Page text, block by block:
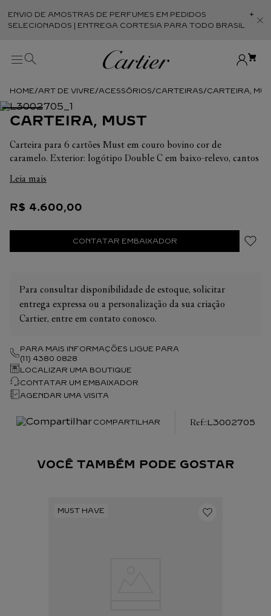
ENVIO DE AMOSTRAS DE PERFUMES EM PEDIDOS
SELECIONADOS | ENTREGA CORTESIA PARA TODO BRASIL
ART DE VIVRE ACESSÓRIOS CARTEIRAS CARTEIRA,
CARTEIRA, MUST
Carteira para 6 cartões Must em couro bovino cor de
caramelo. Exterior: logótipo Double C em baixo-relevo, cantos
bordô, assinatura "Cartier" prateada, seis compartimentos para
Largura: 120 mm.
Leia mais
R$ 4.600,00
CONTATAR EMBAIXADOR
Para consultar disponibilidade de estoque, solicitar
entrega expressa ou a personalização da sua criação
Cartier, entre em contato conosco.
PARA MAIS INFORMAÇÕES LIGUE PARA
(11) 4380 0828
LOCALIZAR UMA BOUTIQUE
CONTATAR UM EMBAIXADOR
AGENDAR UMA VISITA
COMPARTILHAR :L3002705
VOCÊ TAMBÉM PODE GOSTAR